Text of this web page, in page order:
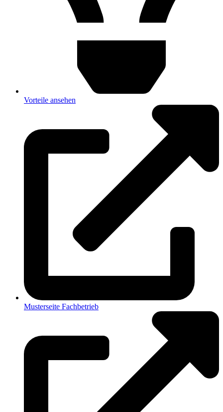
Vorteile ansehen
Musterseite Fachbetrieb